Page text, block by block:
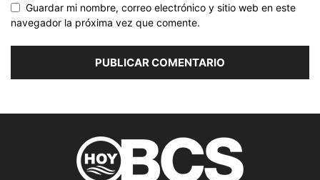
Guardar mi nombre, correo electrónico y sitio web en este
navegador la próxima vez que comente.